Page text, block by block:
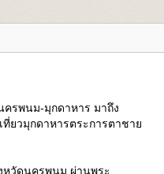
รพนม-มุกดาหาร มาถึง
ที่ยวมุกดาหารตระการตาชา
หวัดนครพนม ผ่านพระ